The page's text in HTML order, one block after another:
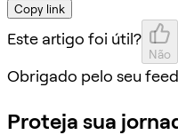
Copy link
Este artigo foi útil?
Não
Obrigado pelo seu
Proteja sua